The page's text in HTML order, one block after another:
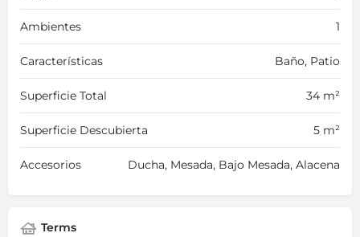
Ambientes 1
Características Baño, Patio
Superficie Total 34 m²
Superficie Descubierta 5 m²
Accesorios Ducha, Mesada, Bajo Mesada, Alacena
Terms